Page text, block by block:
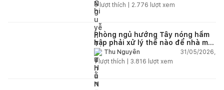
5lượt thích | 2.776 lượt xem
Phòng ngủ hướng Tây nóng hầm
hập phải xử lý thế nào để nhà mát
hơn?Thu Nguyễn
31/05/2026,
1lượt thích | 3.816 lượt xem